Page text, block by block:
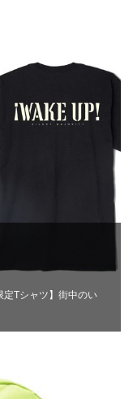
定Tシャツ】街中のい